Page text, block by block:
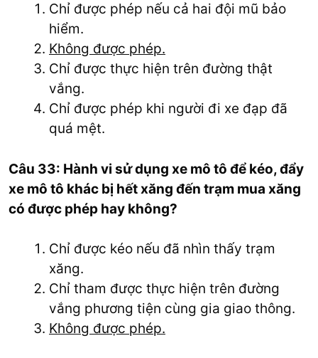
Chỉ được phép nếu cả hai đội mũ bảo
hiểm.
Không được phép.
Chỉ được thực hiện trên đường thật
vắng.
Chỉ được phép khi người đi xe đạp đã
quá mệt.
Câu 33: Hành vi sử dụng xe mô tô để kéo, đẩy
xe mô tô khác bị hết xăng đến trạm mua xăng
có được phép hay không?
Chỉ được kéo nếu đã nhìn thấy trạm
xăng.
Chỉ tham được thực hiện trên đường
vắng phương tiện cùng gia giao thông.
Không được phép.